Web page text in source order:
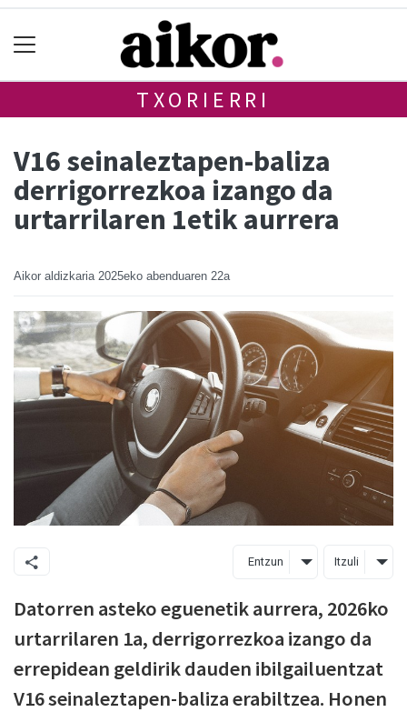
TXORIERRI
V16 seinaleztapen-baliza
derrigorrezkoa izango da
urtarrilaren 1etik aurrera
Aikor aldizkaria 2025eko abenduaren 22a
Entzun Itzuli
Datorren asteko eguenetik aurrera, 2026ko
urtarrilaren 1a, derrigorrezkoa izango da
errepidean geldirik dauden ibilgailuentzat
V16 seinaleztapen-baliza erabiltzea. Honen